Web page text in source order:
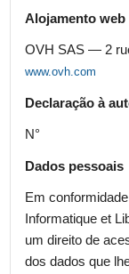
Alojamento web
OVH SAS — 2
www.ovh.com
Declaração à
N°
Dados pessoais
Em
Informatique et
um direito de
dos dados que